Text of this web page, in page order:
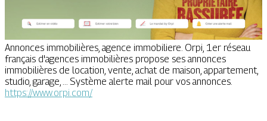
Annonces immobilières, agence immobiliere. Orpi, 1er réseau
français d'agences immobilières propose ses annonces
immobilières de location, vente, achat de maison, appartement,
studio, garage, ... Système alerte mail pour vos annonces.
https://www.orpi.com/